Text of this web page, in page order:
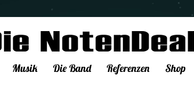
Musik Die Band Referenzen Shop